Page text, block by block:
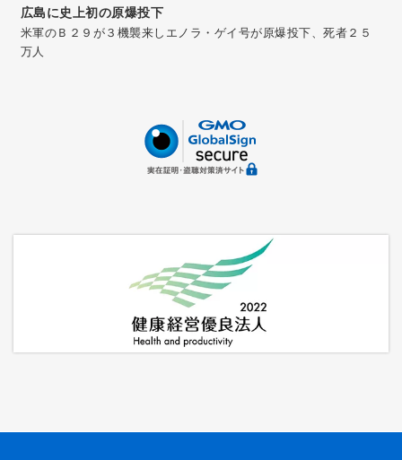
広島に史上初の原爆投下
米軍のＢ２９が３機襲来しエノラ・ゲイ号が原爆投下、死者２５
万人